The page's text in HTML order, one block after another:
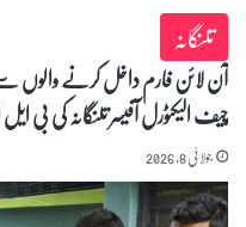
تلنگانہ
آن لائن فارم داخل کرنے والوں
چیف الیکٹورل آفیسر تلنگانہ کی بی
جولائی 8, 2026